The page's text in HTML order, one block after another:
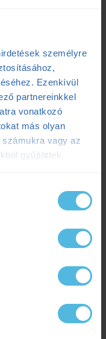
személyre
Ezenkívül
partnereinkkel
vonatkozó
más olyan
vagy az
gyűjtöttek.
mérések figyelmen
kimenetelét
edzés